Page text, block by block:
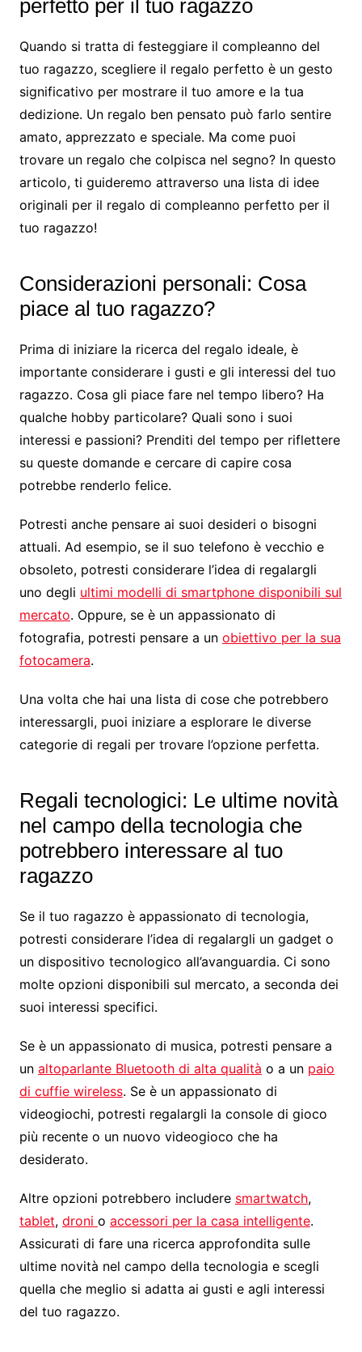
perfetto per il tuo ragazzo
Quando si tratta di festeggiare il compleanno del
tuo ragazzo, scegliere il regalo perfetto è un gesto
significativo per mostrare il tuo amore e la tua
dedizione. Un regalo ben pensato può farlo sentire
amato, apprezzato e speciale. Ma come puoi
trovare un regalo che colpisca nel segno? In questo
articolo, ti guideremo attraverso una lista di idee
originali per il regalo di compleanno perfetto per il
tuo ragazzo!
Considerazioni personali: Cosa
piace al tuo ragazzo?
Prima di iniziare la ricerca del regalo ideale, è
importante considerare i gusti e gli interessi del tuo
ragazzo. Cosa gli piace fare nel tempo libero? Ha
qualche hobby particolare? Quali sono i suoi
interessi e passioni? Prenditi del tempo per riflettere
su queste domande e cercare di capire cosa
potrebbe renderlo felice.
Potresti anche pensare ai suoi desideri o bisogni
attuali. Ad esempio, se il suo telefono è vecchio e
obsoleto, potresti considerare l’idea di regalargli
uno degli ultimi modelli di smartphone disponibili sul
mercato. Oppure, se è un appassionato di
fotografia, potresti pensare a un obiettivo per la sua
fotocamera.
Una volta che hai una lista di cose che potrebbero
interessargli, puoi iniziare a esplorare le diverse
categorie di regali per trovare l’opzione perfetta.
Regali tecnologici: Le ultime novità
nel campo della tecnologia che
potrebbero interessare al tuo
ragazzo
Se il tuo ragazzo è appassionato di tecnologia,
potresti considerare l’idea di regalargli un gadget o
un dispositivo tecnologico all’avanguardia. Ci sono
molte opzioni disponibili sul mercato, a seconda dei
suoi interessi specifici.
Se è un appassionato di musica, potresti pensare a
un altoparlante Bluetooth di alta qualità o a un paio
di cuffie wireless. Se è un appassionato di
videogiochi, potresti regalargli la console di gioco
più recente o un nuovo videogioco che ha
desiderato.
Altre opzioni potrebbero includere smartwatch,
tablet, droni o accessori per la casa intelligente.
Assicurati di fare una ricerca approfondita sulle
ultime novità nel campo della tecnologia e scegli
quella che meglio si adatta ai gusti e agli interessi
del tuo ragazzo.